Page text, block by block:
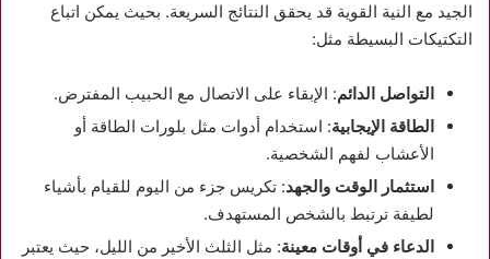
الجيد مع النية القوية قد يحقق النتائج السريعة. بحيث يمكن اتباع
التكتيكات البسيطة مثل:
التواصل الدائم: الإبقاء على الاتصال مع الحبيب المفترض.
الطاقة الإيجابية: استخدام أدوات مثل بلورات الطاقة أو
الأعشاب لفهم الشخصية.
استثمار الوقت والجهد: تكريس جزء من اليوم للقيام بأشياء
لطيفة ترتبط بالشخص المستهدف.
الدعاء في أوقات معينة: مثل الثلث الأخير من الليل، حيث يعتبر